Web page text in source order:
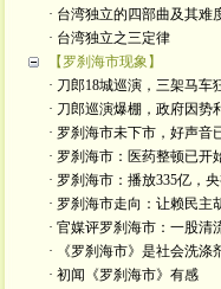
· 台湾独立的四部曲及其难
· 台湾独立之三定律
【罗刹海市现象】
· 刀郎18城巡演，三架马车
· 刀郎巡演爆棚，政府因势
· 罗刹海市未下市，好声音
· 罗刹海市：医药整顿已开
· 罗刹海市：播放335亿，
· 罗刹海市走向：让赖民主
· 官媒评罗刹海市：一股清
· 《罗刹海市》是社会洗涤
· 初闻《罗刹海市》有感